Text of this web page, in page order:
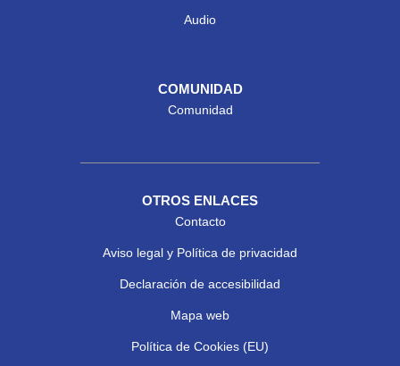
Audio
COMUNIDAD
Comunidad
OTROS ENLACES
Contacto
Aviso legal y Política de privacidad
Declaración de accesibilidad
Mapa web
Política de Cookies (EU)